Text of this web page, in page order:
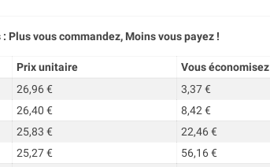
Plus vous commandez, Moins vous payez !
Prix unitaire
Vous économisez
26,96 €
3,37 €
26,40 €
8,42 €
25,83 €
22,46 €
25,27 €
56,16 €